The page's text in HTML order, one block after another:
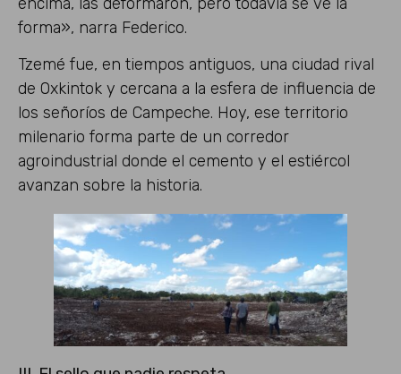
forma», narra Federico.
Tzemé fue, en tiempos antiguos, una ciudad rival
de Oxkintok y cercana a la esfera de influencia de
los señoríos de Campeche. Hoy, ese territorio
milenario forma parte de un corredor
agroindustrial donde el cemento y el estiércol
avanzan sobre la historia.